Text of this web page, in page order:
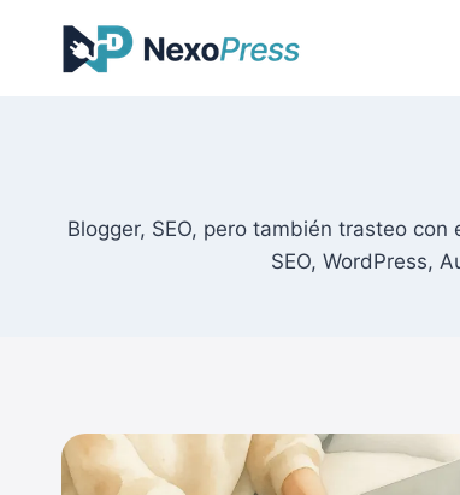
contenido
Blogger, SEO, pero también trasteo
SEO, WordPress,